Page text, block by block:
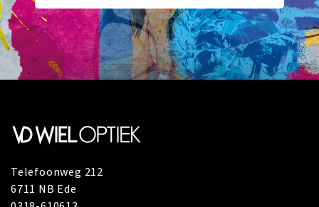
Telefoonweg 212
6711 NB Ede